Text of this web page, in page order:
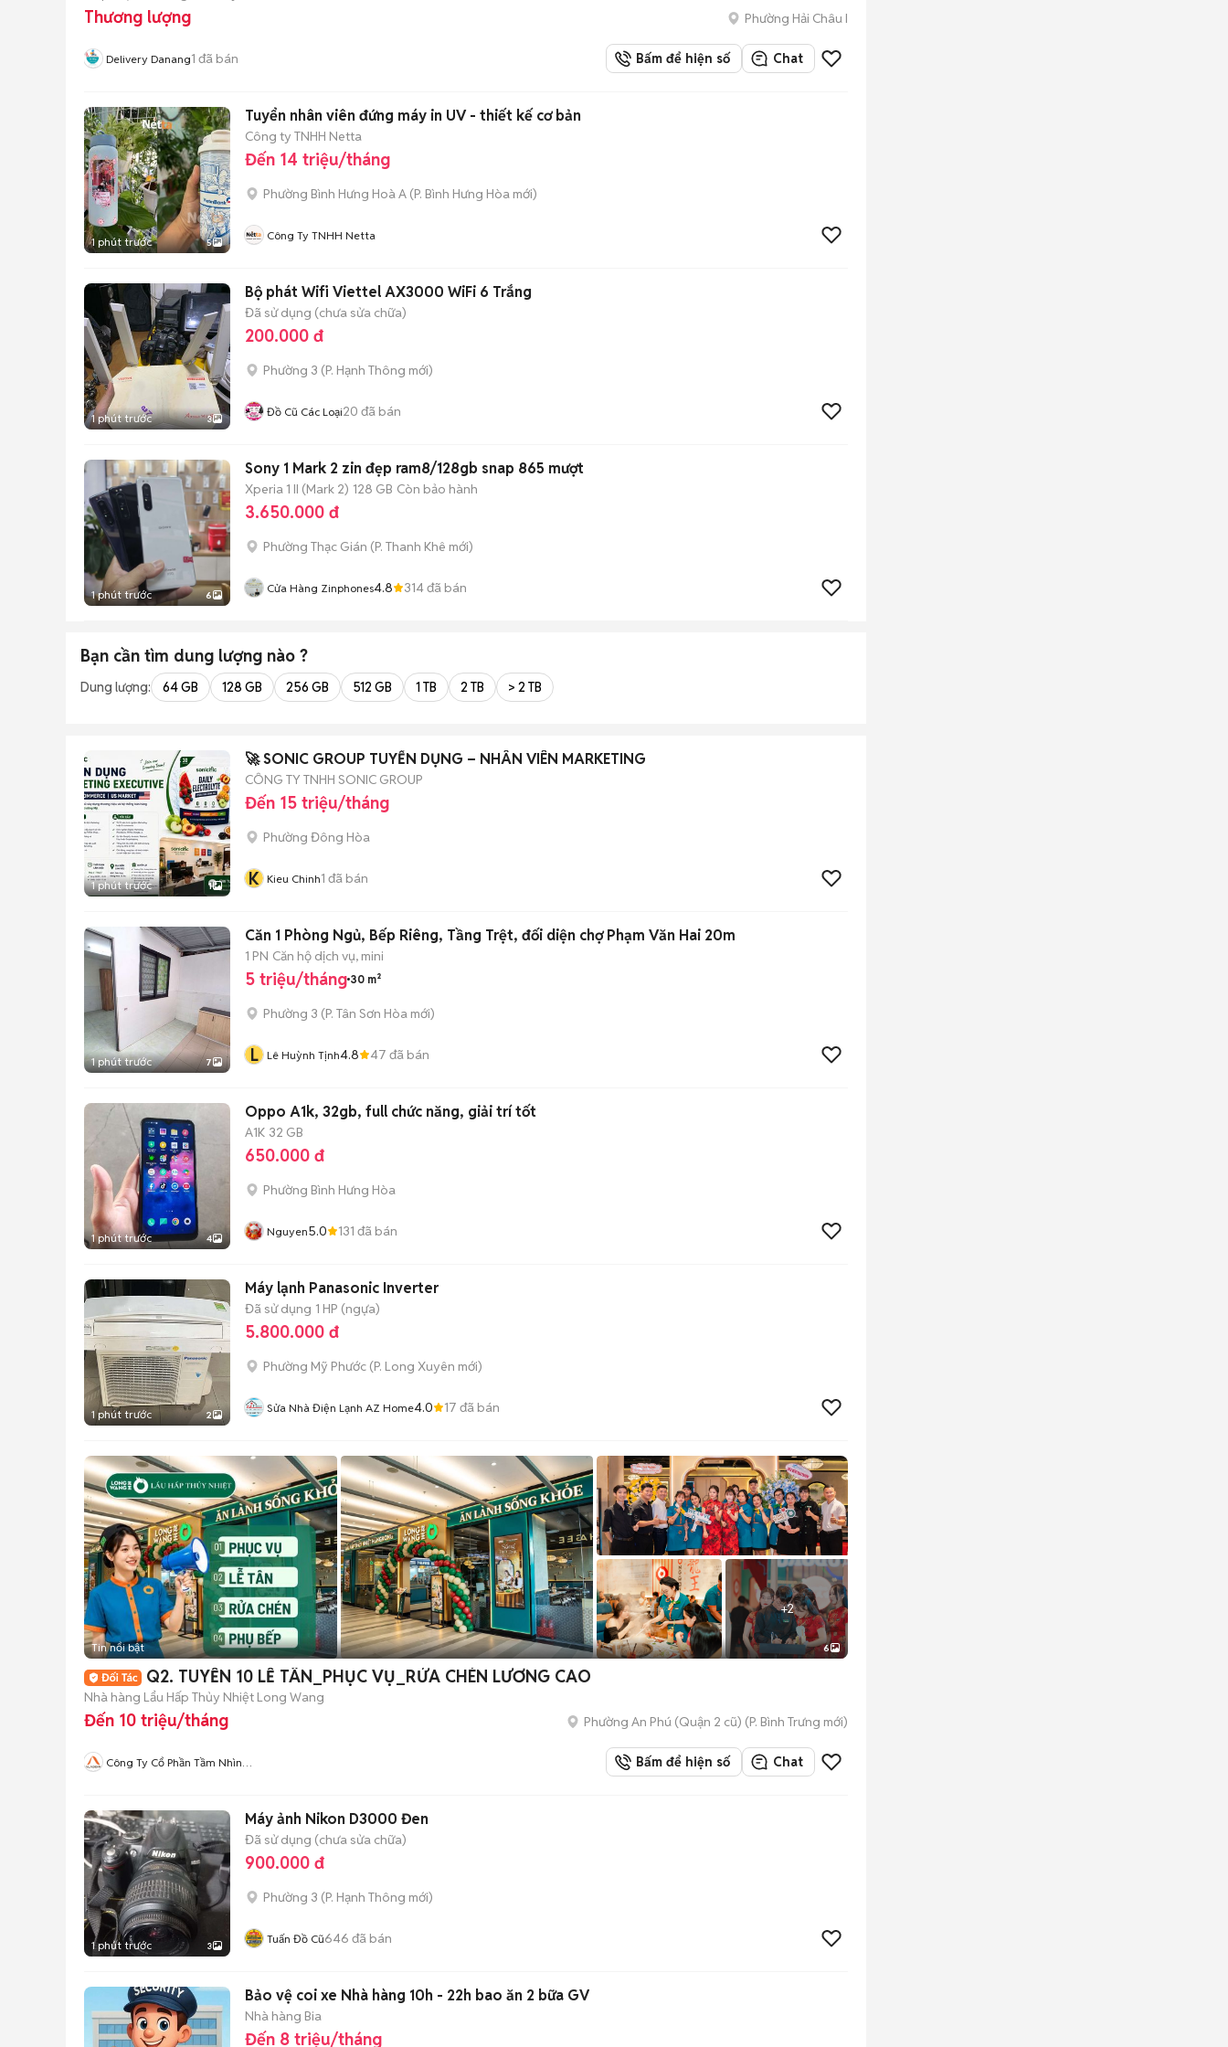
Thương lượng Phường Hải Châu I
Delivery Danang1 đã bán Bấm để hiện số Chat
1 phút trước 5
Tuyển nhân viên đứng máy in UV - thiết kế cơ bản
Công ty TNHH Netta
Đến 14 triệu/tháng
Phường Bình Hưng Hoà A (P. Bình Hưng Hòa mới)
Công Ty TNHH Netta
1 phút trước 3
Bộ phát Wifi Viettel AX3000 WiFi 6 Trắng
Đã sử dụng (chưa sửa chữa)
200.000 đ
Phường 3 (P. Hạnh Thông mới)
Đồ Cũ Các Loại20 đã bán
1 phút trước 6
Sony 1 Mark 2 zin đẹp ram8/128gb snap 865 mượt
Xperia 1 II (Mark 2) 128 GB Còn bảo hành
3.650.000 đ
Phường Thạc Gián (P. Thanh Khê mới)
Cửa Hàng Zinphones4.8 314đã bán
Bạn cần tìm dung lượng nào ?
Dung lượng: 64 GB 128 GB 256 GB 512 GB 1 TB 2 TB > 2 TB
1 phút trước 1
🚀 SONIC GROUP TUYỂN DỤNG – NHÂN VIÊN MARKETING
CÔNG TY TNHH SONIC GROUP
Đến 15 triệu/tháng
Phường Đông Hòa
K Kieu Chinh1 đã bán
1 phút trước 7
Căn 1 Phòng Ngủ, Bếp Riêng, Tầng Trệt, đối diện chợ Phạm Văn Hai 20m
1 PN Căn hộ dịch vụ, mini
5 triệu/tháng 30 m²
Phường 3 (P. Tân Sơn Hòa mới)
L Lê Huỳnh Tịnh4.8 47 đã bán
1 phút trước 4
Oppo A1k, 32gb, full chức năng, giải trí tốt
A1K 32 GB
650.000 đ
Phường Bình Hưng Hòa
Nguyen5.0 131 đã bán
1 phút trước 2
Máy lạnh Panasonic Inverter
Đã sử dụng 1 HP (ngựa)
5.800.000 đ
Phường Mỹ Phước (P. Long Xuyên mới)
Sửa Nhà Điện Lạnh AZ Home4.0 17 đã bán
+2
Tin nổi bật 6
Q2. TUYỂN 10 LỄ TÂN_PHỤC VỤ_RỬA CHÉN LƯƠNG CAO
Nhà hàng Lẩu Hấp Thủy Nhiệt Long Wang
Đến 10 triệu/tháng Phường An Phú (Quận 2 cũ) (P. Bình Trưng mới)
Công Ty Cổ Phần Tầm Nhìn
Bấm để hiện số Chat
1 phút trước 3
Máy ảnh Nikon D3000 Đen
Đã sử dụng (chưa sửa chữa)
900.000 đ
Phường 3 (P. Hạnh Thông mới)
Tuấn Đồ Cũ646 đã bán
Bảo vệ coi xe Nhà hàng 10h - 22h bao ăn 2 bữa GV
Nhà hàng Bia
Đến 8 triệu/tháng